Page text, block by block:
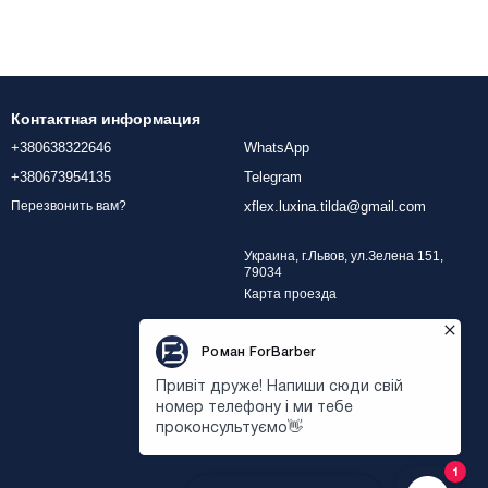
Контактная информация
+380638322646
+380673954135
Перезвонить вам?
WhatsApp
Telegram
xflex.luxina.tilda@gmail.com
Украина, г.Львов, ул.Зелена 151,
79034
Карта проезда